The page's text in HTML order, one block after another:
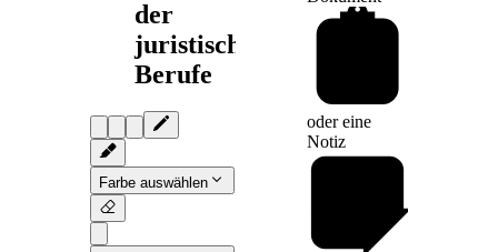
der
juristischen
Berufe
Farbe auswählen
oder eine
Notiz